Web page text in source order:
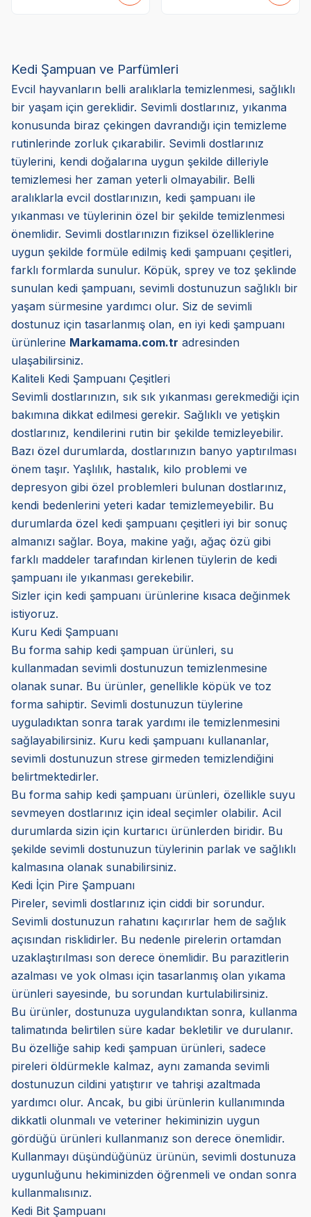
Kedi Şampuan ve Parfümleri
Evcil hayvanların belli aralıklarla temizlenmesi, sağlıklı
bir yaşam için gereklidir. Sevimli dostlarınız, yıkanma
konusunda biraz çekingen davrandığı için temizleme
rutinlerinde zorluk çıkarabilir. Sevimli dostlarınız
tüylerini, kendi doğalarına uygun şekilde dilleriyle
temizlemesi her zaman yeterli olmayabilir. Belli
aralıklarla evcil dostlarınızın, kedi şampuanı ile
yıkanması ve tüylerinin özel bir şekilde temizlenmesi
önemlidir. Sevimli dostlarınızın fiziksel özelliklerine
uygun şekilde formüle edilmiş kedi şampuanı çeşitleri,
farklı formlarda sunulur. Köpük, sprey ve toz şeklinde
sunulan kedi şampuanı, sevimli dostunuzun sağlıklı bir
yaşam sürmesine yardımcı olur. Siz de sevimli
dostunuz için tasarlanmış olan, en iyi kedi şampuanı
ürünlerine Markamama.com.tr adresinden
ulaşabilirsiniz.
Kaliteli Kedi Şampuanı Çeşitleri
Sevimli dostlarınızın, sık sık yıkanması gerekmediği için
bakımına dikkat edilmesi gerekir. Sağlıklı ve yetişkin
dostlarınız, kendilerini rutin bir şekilde temizleyebilir.
Bazı özel durumlarda, dostlarınızın banyo yaptırılması
önem taşır. Yaşlılık, hastalık, kilo problemi ve
depresyon gibi özel problemleri bulunan dostlarınız,
kendi bedenlerini yeteri kadar temizlemeyebilir. Bu
durumlarda özel kedi şampuanı çeşitleri iyi bir sonuç
almanızı sağlar. Boya, makine yağı, ağaç özü gibi
farklı maddeler tarafından kirlenen tüylerin de kedi
şampuanı ile yıkanması gerekebilir.
Sizler için kedi şampuanı ürünlerine kısaca değinmek
istiyoruz.
Kuru Kedi Şampuanı
Bu forma sahip kedi şampuan ürünleri, su
kullanmadan sevimli dostunuzun temizlenmesine
olanak sunar. Bu ürünler, genellikle köpük ve toz
forma sahiptir. Sevimli dostunuzun tüylerine
uyguladıktan sonra tarak yardımı ile temizlenmesini
sağlayabilirsiniz. Kuru kedi şampuanı kullananlar,
sevimli dostunuzun strese girmeden temizlendiğini
belirtmektedirler.
Bu forma sahip kedi şampuanı ürünleri, özellikle suyu
sevmeyen dostlarınız için ideal seçimler olabilir. Acil
durumlarda sizin için kurtarıcı ürünlerden biridir. Bu
şekilde sevimli dostunuzun tüylerinin parlak ve sağlıklı
kalmasına olanak sunabilirsiniz.
Kedi İçin Pire Şampuanı
Pireler, sevimli dostlarınız için ciddi bir sorundur.
Sevimli dostunuzun rahatını kaçırırlar hem de sağlık
açısından risklidirler. Bu nedenle pirelerin ortamdan
uzaklaştırılması son derece önemlidir. Bu parazitlerin
azalması ve yok olması için tasarlanmış olan yıkama
ürünleri sayesinde, bu sorundan kurtulabilirsiniz.
Bu ürünler, dostunuza uygulandıktan sonra, kullanma
talimatında belirtilen süre kadar bekletilir ve durulanır.
Bu özelliğe sahip kedi şampuan ürünleri, sadece
pireleri öldürmekle kalmaz, aynı zamanda sevimli
dostunuzun cildini yatıştırır ve tahrişi azaltmada
yardımcı olur. Ancak, bu gibi ürünlerin kullanımında
dikkatli olunmalı ve veteriner hekiminizin uygun
gördüğü ürünleri kullanmanız son derece önemlidir.
Kullanmayı düşündüğünüz ürünün, sevimli dostunuza
uygunluğunu hekiminizden öğrenmeli ve ondan sonra
kullanmalısınız.
Kedi Bit Şampuanı